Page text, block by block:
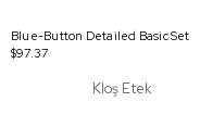
Blue-Button Detailed Basic Set
$97.37
Kloş Etek